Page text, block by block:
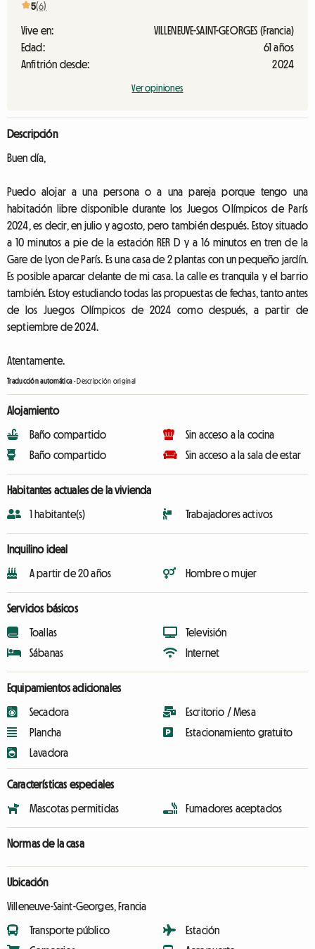
5(6)
Vive en:
VILLENEUVE-SAINT-GEORGES (Francia)
Edad:
61 años
Anfitrión desde:
2024
Ver opiniones
Descripción
Buen día,
Puedo alojar a una persona o a una pareja porque tengo una
habitación libre disponible durante los Juegos Olímpicos de París
2024, es decir, en julio y agosto, pero también después. Estoy situado
a 10 minutos a pie de la estación RER D y a 16 minutos en tren de la
Gare de Lyon de París. Es una casa de 2 plantas con un pequeño jardín.
Es posible aparcar delante de mi casa. La calle es tranquila y el barrio
también. Estoy estudiando todas las propuestas de fechas, tanto antes
de los Juegos Olímpicos de 2024 como después, a partir de
septiembre de 2024.
Atentamente.
Traducción automática-Descripción original
Alojamiento
Baño compartido
Baño compartido
Sin acceso a la cocina
Sin acceso a la sala de estar
Habitantes actuales de la vivienda
1 habitante(s) Trabajadores activos
Inquilino ideal
A partir de 20 años Hombre o mujer
Servicios básicos
Toallas
Sábanas
Televisión
Internet
Equipamientos adicionales
Secadora
Plancha
Lavadora
Escritorio / Mesa
Estacionamiento gratuito
Características especiales
Mascotas permitidas Fumadores aceptados
Normas de la casa
Ubicación
Villeneuve-Saint-Georges, Francia
Transporte público
Estación